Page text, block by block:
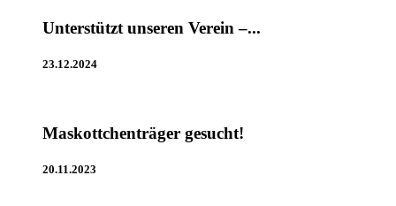
Unterstützt unseren Verein –...
23.12.2024
Maskottchenträger gesucht!
20.11.2023